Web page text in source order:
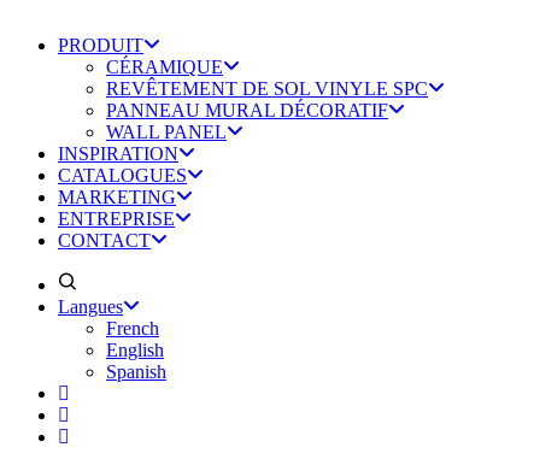
PRODUIT
CÉRAMIQUE
REVÊTEMENT DE SOL VINYLE SPC
PANNEAU MURAL DÉCORATIF
WALL PANEL
INSPIRATION
CATALOGUES
MARKETING
ENTREPRISE
CONTACT
Langues
French
English
Spanish